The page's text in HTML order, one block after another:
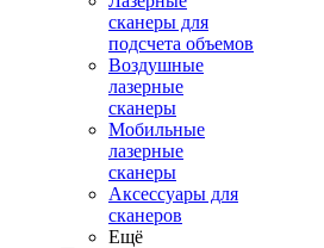
сканеры для
подсчета объемов
Воздушные
лазерные
сканеры
Мобильные
лазерные
сканеры
Аксессуары для
сканеров
Ещё